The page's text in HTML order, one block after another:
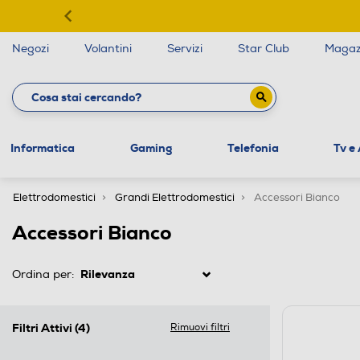
Negozi Volantini Servizi Star Club
Informatica Gaming Telefonia Tv e
Elettrodomestici Grandi Elettrodomestici Accessori Bianco
Accessori Bianco
Ordina per:
Filtri Attivi (4) Rimuovi filtri